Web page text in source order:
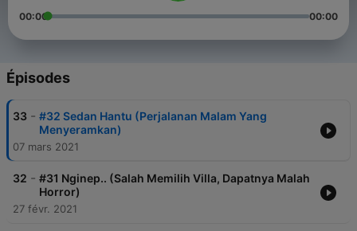
00:00 00:00
Épisodes
33 - #32 Sedan Hantu (Perjalanan Malam Yang
Menyeramkan)
07 mars 2021
32 - #31 Nginep.. (Salah Memilih Villa, Dapatnya Malah
Horror)
27 févr. 2021